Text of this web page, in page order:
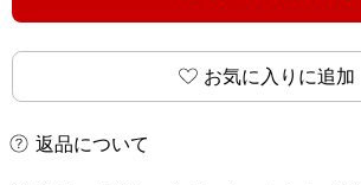
お気に入りに追加
返品について